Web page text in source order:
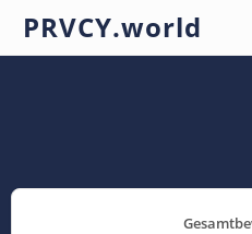
PRVCY.world